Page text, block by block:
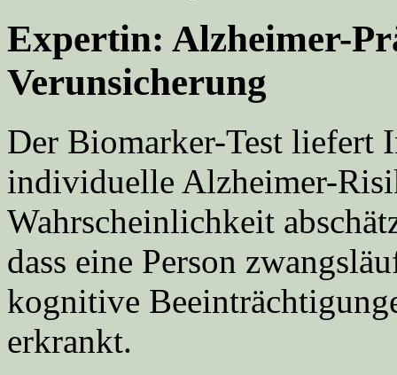
Expertin: Alzheimer-
Verunsicherung
Der Biomarker-Test liefert
individuelle Alzheimer-
Wahrscheinlichkeit
dass eine Person
kognitive
erkrankt.